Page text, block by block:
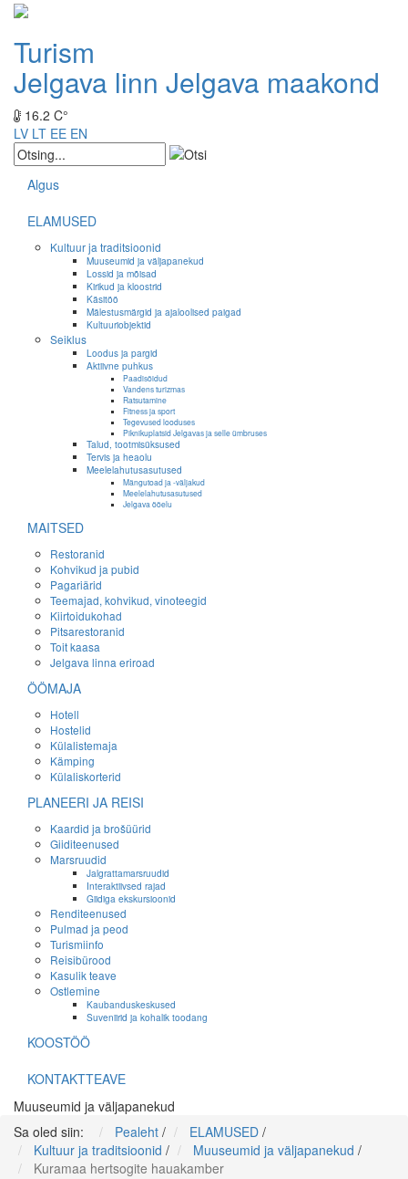
Turism
Jelgava linn Jelgava maakond
16.2 C°
LV LT EE EN
Algus
ELAMUSED
Kultuur ja traditsioonid
Muuseumid ja väljapanekud
Lossid ja mõisad
Kirikud ja kloostrid
Käsitöö
Mälestusmärgid ja ajaloolised paigad
Kultuuriobjektid
Seiklus
Loodus ja pargid
Aktiivne puhkus
Paadisõidud
Vandens turizmas
Ratsutamine
Fitness ja sport
Tegevused looduses
Piknikuplatsid Jelgavas ja selle ümbruses
Talud, tootmisüksused
Tervis ja heaolu
Meelelahutusasutused
Mängutoad ja -väljakud
Meelelahutusasutused
Jelgava ööelu
MAITSED
Restoranid
Kohvikud ja pubid
Pagariärid
Teemajad, kohvikud, vinoteegid
Kiirtoidukohad
Pitsarestoranid
Toit kaasa
Jelgava linna eriroad
ÖÖMAJA
Hotell
Hostelid
Külalistemaja
Kämping
Külaliskorterid
PLANEERI JA REISI
Kaardid ja brošüürid
Giiditeenused
Marsruudid
Jalgrattamarsruudid
Interaktiivsed rajad
Giidiga ekskursioonid
Renditeenused
Pulmad ja peod
Turismiinfo
Reisibürood
Kasulik teave
Ostlemine
Kaubanduskeskused
Suveniirid ja kohalik toodang
KOOSTÖÖ
KONTAKTTEAVE
Muuseumid ja väljapanekud
Sa oled siin:
Pealeht / ELAMUSED /
Kultuur ja traditsioonid / Muuseumid ja väljapanekud /
Kuramaa hertsogite hauakamber